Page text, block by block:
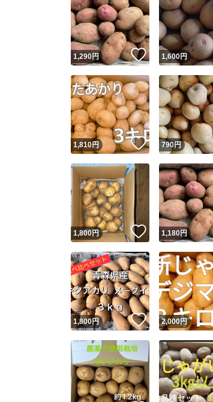
1,290円 いいね！
1,600円
1,810円 いいね！
790円
1,800円 いいね！
1,180円
1,800円 いいね！
2,000円